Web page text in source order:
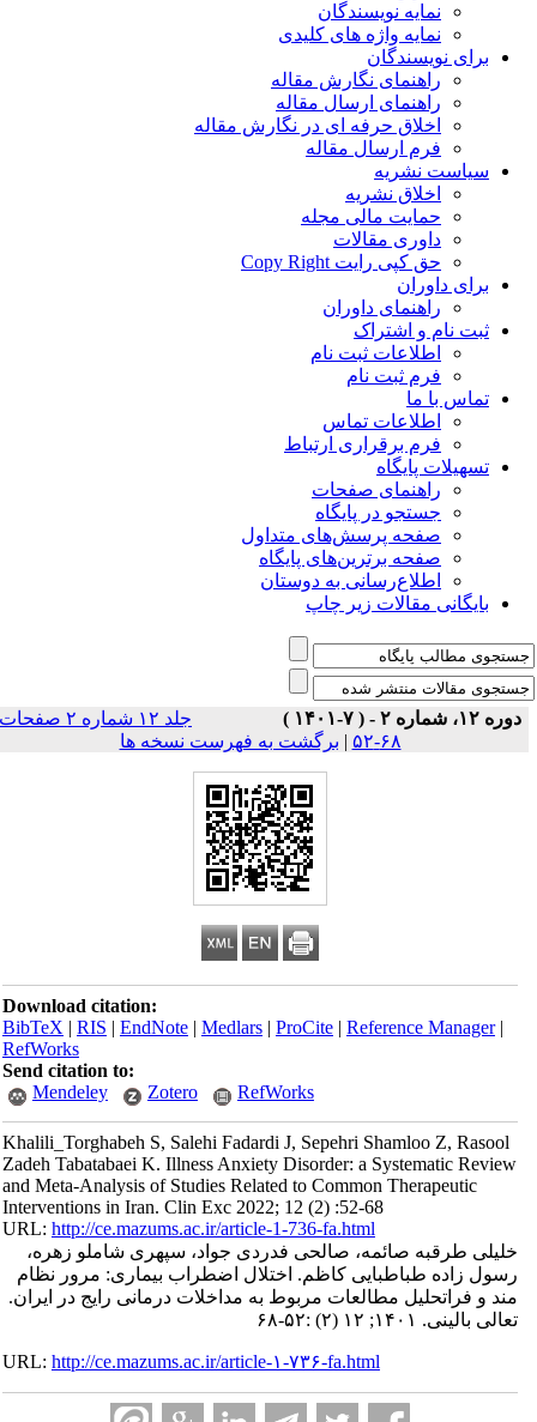
نمایه نویسندگان
نمایه واژه های کلیدی
برای نویسندگان
راهنمای نگارش مقاله
راهنمای ارسال مقاله
اخلاق حرفه ای در نگارش مقاله
فرم ارسال مقاله
سیاست نشریه
اخلاق نشریه
حمایت مالی مجله
داوری مقالات
حق کپی رایت Copy Right
برای داوران
راهنمای داوران
ثبت نام و اشتراک
اطلاعات ثبت نام
فرم ثبت نام
تماس با ما
اطلاعات تماس
فرم برقراری ارتباط
تسهیلات پایگاه
راهنمای صفحات
جستجو در پایگاه
صفحه پرسش‌های متداول
صفحه برترین‌های پایگاه
اطلاع‌رسانی به دوستان
بایگانی مقالات زیر چاپ
دوره ۱۲، شماره ۲ - ( ۷-۱۴۰۱ )
جلد ۱۲ شماره ۲ صفحات
۶۸-۵۲
|برگشت به فهرست نسخه ها
Download citation:
BibTeX|RIS|EndNote|Medlars|ProCite|Reference Manager
RefWorks
Send citation to:
Mendeley
Zotero RefWorks
Khalili_Torghabeh S, Salehi Fadardi J, Sepehri Shamloo Z, Rasool
Zadeh Tabatabaei K. Illness Anxiety Disorder: a Systematic Review
and Meta-Analysis of Studies Related to Common Therapeutic
Interventions in Iran. Clin Exc 2022; 12 (2) :52-68
URL:http://ce.mazums.ac.ir/article-1-736-fa.html
خلیلی طرقبه صائمه، صالحی فدردی جواد، سپهری شاملو زهره،
رسول زاده طباطبایی کاظم. اختلال اضطراب بیماری: مرور نظام
مند و فراتحلیل مطالعات مربوط به مداخلات درمانی رایج در ایران.
تعالی بالینی. ۱۴۰۱; ۱۲ (۲) :۵۲-۶۸
URL:http://ce.mazums.ac.ir/article-۱-۷۳۶-fa.html